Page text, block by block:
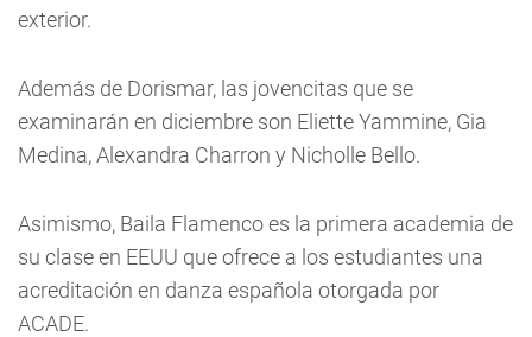
exterior.
Además de Dorismar, las jovencitas que se
examinarán en diciembre son Eliette Yammine, Gia
Medina, Alexandra Charron y Nicholle Bello.
Asimismo, Baila Flamenco es la primera academia de
su clase en EEUU que ofrece a los estudiantes una
acreditación en danza española otorgada por
ACADE.